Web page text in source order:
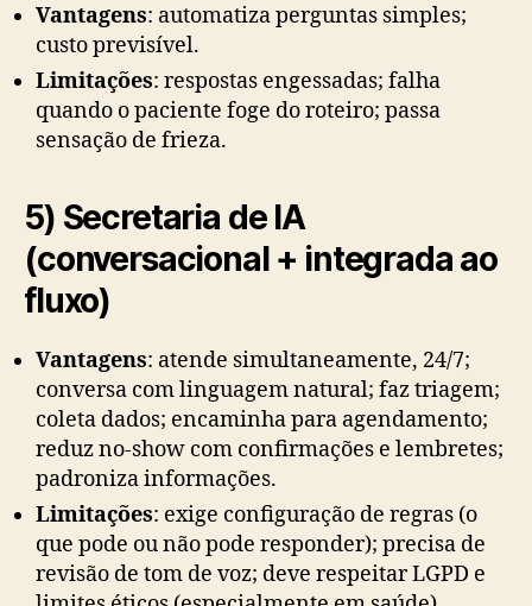
Vantagens: automatiza perguntas simples;
custo previsível.
Limitações: respostas engessadas; falha
quando o paciente foge do roteiro; passa
sensação de frieza.
5) Secretaria de IA
(conversacional + integrada ao
fluxo)
Vantagens: atende simultaneamente, 24/7;
conversa com linguagem natural; faz triagem;
coleta dados; encaminha para agendamento;
reduz no-show com confirmações e lembretes;
padroniza informações.
Limitações: exige configuração de regras (o
que pode ou não pode responder); precisa de
revisão de tom de voz; deve respeitar LGPD e